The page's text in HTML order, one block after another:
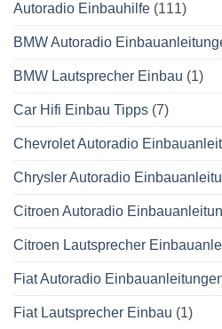
Autoradio Einbauhilfe (111)
BMW Autoradio
BMW Lautsprecher Einbau (1)
Car Hifi Einbau Tipps (7)
Chevrolet Autoradio
Chrysler Autoradio
Citroen Autoradio
Citroen Lautsprecher
Fiat Autoradio
Fiat Lautsprecher Einbau (1)